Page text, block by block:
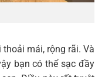
mái, rộng rãi. Và
bạn có thể sạc đầy